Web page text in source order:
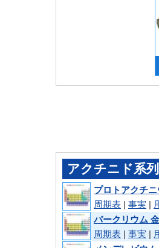
アクチニド系列
プロトアクチ
周期表 | 事実 |
バークリウム
周期表 | 事実 |